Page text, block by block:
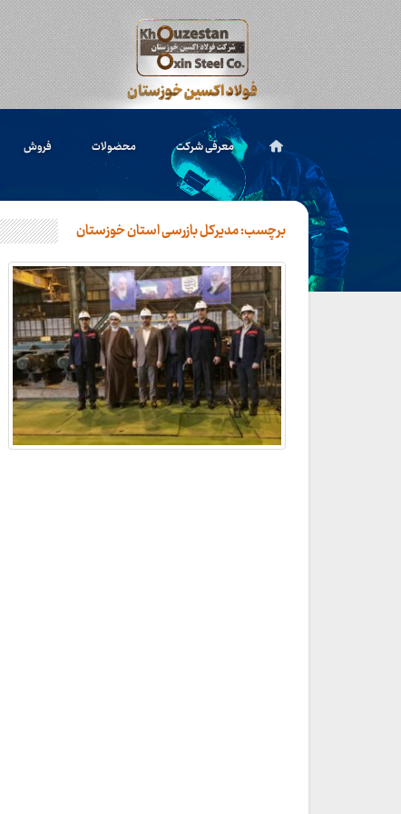
معرفی شرکت محصولات فروش
برچسب:مدیرکل بازرسی استان خوزستان